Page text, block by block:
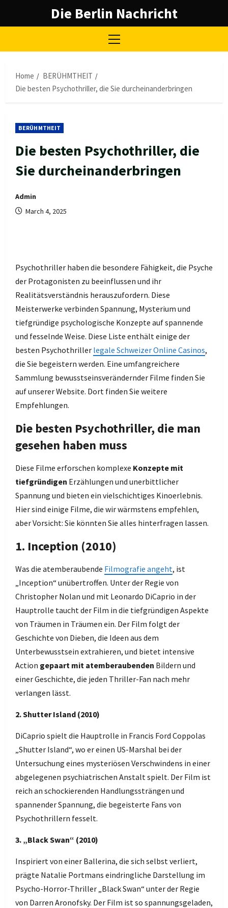
Die Berlin Nachricht
Primary
Home
BERÜHMTHEIT
Die besten Psychothriller, die Sie durcheinanderbringen
BERÜHMTHEIT
Die besten Psychothriller, die
Sie durcheinanderbringen
Admin
March 4, 2025
Psychothriller haben die besondere Fähigkeit, die Psyche
der Protagonisten zu beeinflussen und ihr
Realitätsverständnis herauszufordern. Diese
Meisterwerke verbinden Spannung, Mysterium und
tiefgründige psychologische Konzepte auf spannende
und fesselnde Weise. Diese Liste enthält einige der
besten Psychothriller legale Schweizer Online Casinos,
die Sie begeistern werden. Eine umfangreichere
Sammlung bewusstseinsverändernder Filme finden Sie
auf unserer Website. Dort finden Sie weitere
Empfehlungen.
Die besten Psychothriller, die man
gesehen haben muss
Diese Filme erforschen komplexe Konzepte mit
tiefgründigen Erzählungen und unerbittlicher
Spannung und bieten ein vielschichtiges Kinoerlebnis.
Hier sind einige Filme, die wir wärmstens empfehlen,
aber Vorsicht: Sie könnten Sie alles hinterfragen lassen.
1. Inception (2010)
Was die atemberaubende Filmografie angeht, ist
„Inception“ unübertroffen. Unter der Regie von
Christopher Nolan und mit Leonardo DiCaprio in der
Hauptrolle taucht der Film in die tiefgründigen Aspekte
von Träumen in Träumen ein. Der Film folgt der
Geschichte von Dieben, die Ideen aus dem
Unterbewusstsein extrahieren, und bietet intensive
Action gepaart mit atemberaubenden Bildern und
einer Geschichte, die jeden Thriller-Fan nach mehr
verlangen lässt.
2. Shutter Island (2010)
DiCaprio spielt die Hauptrolle in Francis Ford Coppolas
„Shutter Island“, wo er einen US-Marshal bei der
Untersuchung eines mysteriösen Verschwindens in einer
abgelegenen psychiatrischen Anstalt spielt. Der Film ist
reich an schockierenden Handlungssträngen und
spannender Spannung, die begeisterte Fans von
Psychothrillern fesselt.
3. „Black Swan“ (2010)
Inspiriert von einer Ballerina, die sich selbst verliert,
prägte Natalie Portmans eindringliche Darstellung im
Psycho-Horror-Thriller „Black Swan“ unter der Regie
von Darren Aronofsky. Der Film ist so spannungsgeladen,